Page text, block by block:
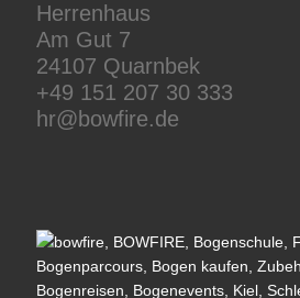
Herrenhaus
Am Gut 7
24107 Quarnbek
+49 151 207 30 333
hr@bowfire.de